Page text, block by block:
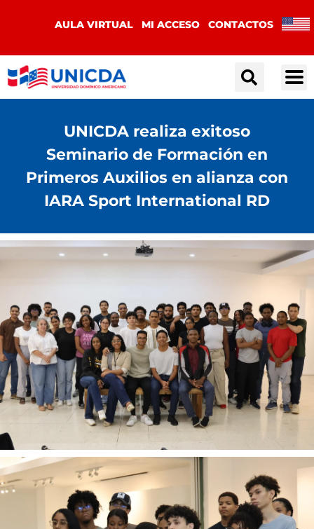
AULA VIRTUAL MI ACCESO CONTACTOS
UNICDA realiza exitoso
Seminario de Formación en
Primeros Auxilios en alianza con
IARA Sport International RD